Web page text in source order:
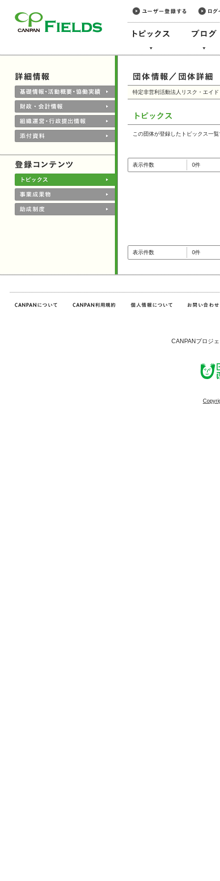
特定非営利活動法人リスク・エイド
この団体が登録したトピックス一
表示件数 0件
表示件数 0件
CANPANプロジ